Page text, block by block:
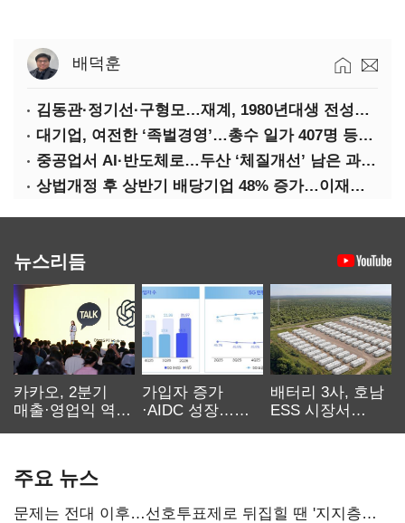
배덕훈
김동관·정기선·구형모…재계, 1980년대생 전성시대
대기업, 여전한 ‘족벌경영’…총수 일가 407명 등기임원
중공업서 AI·반도체로…두산 ‘체질개선’ 남은 과제는
상법개정 후 상반기 배당기업 48% 증가…이재용 배당액 728억 1위
뉴스리듬
카카오, 2분기
매출·영업익 역대
가입자 증가
·AIDC 성장…
배터리 3사, 호남
ESS 시장서
주요 뉴스
문제는 전대 이후…선호투표제로 뒤집힐 땐 '지지층